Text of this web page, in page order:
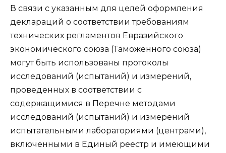
В связи с указанным для целей оформления
деклараций о соответствии требованиям
технических регламентов Евразийского
экономического союза (Таможенного союза)
могут быть использованы протоколы
исследований (испытаний) и измерений,
проведенных в соответствии с
содержащимися в Перечне методами
исследований (испытаний) и измерений
испытательными лабораториями (центрами),
включенными в Единый реестр и имеющими